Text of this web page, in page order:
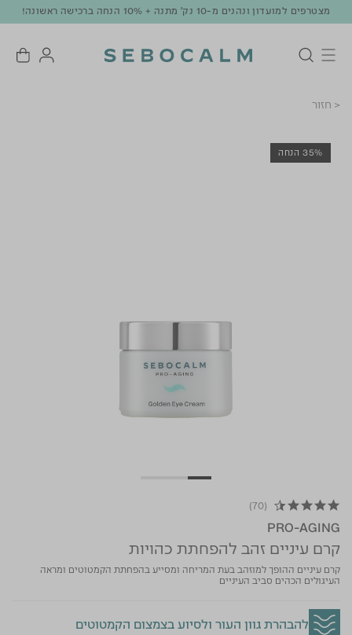
מצטרפים למועדון ונהנים מ-10 נק' מתנה + 10% הנחה ברכישה ראשונה!
< חזור
35% הנחה
4.6 star rating
(70)
PRO-AGING
קרם עיניים זהב להפחתת כהויות
קרם עיניים ההופך למוזהב בעת המריחה ומסייע בהפחתת הקמטוטים ומראה
העיגולים הכהים סביב העיניים
להבהרת גוון העור ולסיוע בצמצום הקמטוטים